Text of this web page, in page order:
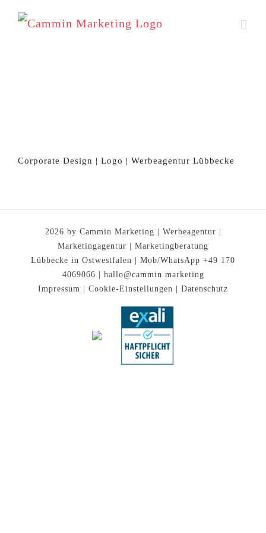
Zum
Corporate Design | Logo | Werbeagentur Lübbecke
2026 by Cammin Marketing | Werbeagentur |
Marketingagentur | Marketingberatung
Lübbecke in Ostwestfalen | Mob/WhatsApp +49 170
4069066 | hallo@cammin.marketing
Impressum
Cookie-Einstellungen Datenschutz